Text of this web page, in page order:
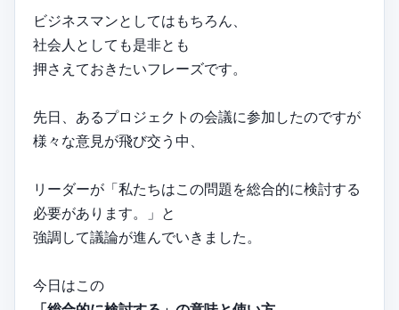
ビジネスマンとしてはもちろん、
社会人としても是非とも
押さえておきたいフレーズです。
先日、あるプロジェクトの会議に参加したのですが
様々な意見が飛び交う中、
リーダーが「私たちはこの問題を総合的に検討する
必要があります。」と
強調して議論が進んでいきました。
今日はこの